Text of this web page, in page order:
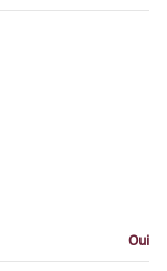
m²
Oui